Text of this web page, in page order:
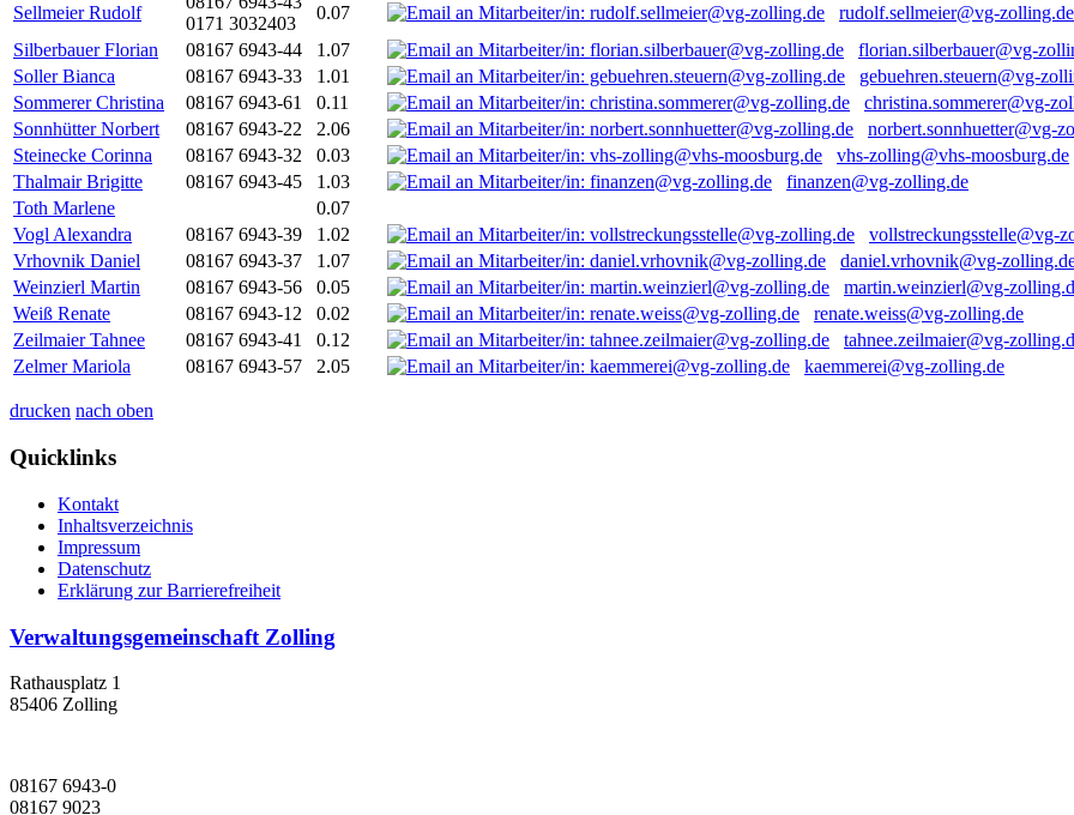
Sellmeier Rudolf
0171 3032403
0.07
rudolf.sellmeier@vg-zolling.de
Silberbauer Florian
08167 6943-44 1.07
florian.silberbauer@vg-
Soller Bianca
08167 6943-33 1.01
gebuehren.steuern@vg-
Sommerer Christina
08167 6943-61 0.11
christina.sommerer@vg-
Sonnhütter Norbert
08167 6943-22 2.06
norbert.sonnhuetter@vg-
Steinecke Corinna
08167 6943-32 0.03
vhs-zolling@vhs-moosburg.de
Thalmair Brigitte
08167 6943-45 1.03
finanzen@vg-zolling.de
Toth Marlene
0.07
Vogl Alexandra
08167 6943-39 1.02
vollstreckungsstelle@vg-
Vrhovnik Daniel
08167 6943-37 1.07
daniel.vrhovnik@vg-
Weinzierl Martin
08167 6943-56 0.05
martin.weinzierl@vg-
Weiß Renate
08167 6943-12 0.02
renate.weiss@vg-zolling.de
Zeilmaier Tahnee
08167 6943-41 0.12
tahnee.zeilmaier@vg-
Zelmer Mariola
08167 6943-57 2.05 kaemmerei@vg-zolling.de
drucken nach oben
Quicklinks
Kontakt
Inhaltsverzeichnis
Impressum
Datenschutz
Erklärung zur Barrierefreiheit
Verwaltungsgemeinschaft Zolling
Rathausplatz 1
85406 Zolling
08167 6943-0
08167 9023